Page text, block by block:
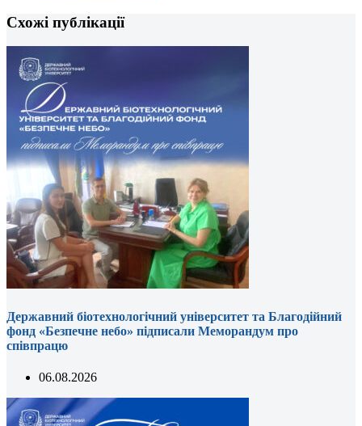
Схожі публікації
Державний біотехнологічний університет та Благодійний
фонд «Безпечне небо» підписали Меморандум про
співпрацю
06.08.2026